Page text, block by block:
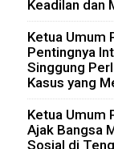
Keadilan dan
Ketua Umum
Pentingnya
Singgung
Kasus yang
Ketua Umum
Ajak Bangsa
Sosial di